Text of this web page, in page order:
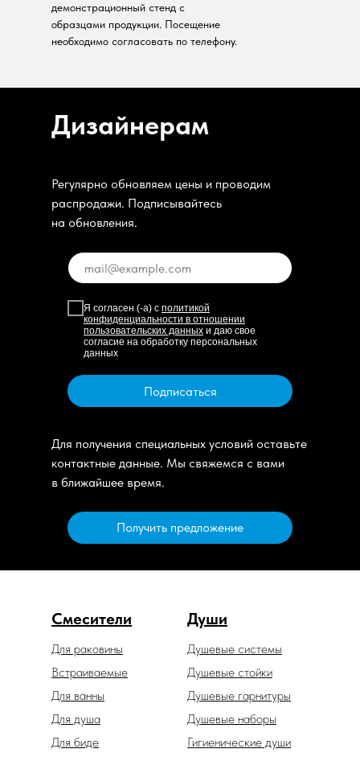
демонстрационный стенд с
образцами продукции. Посещение
необходимо согласовать по телефону.
Дизайнерам
Регулярно обновляем цены и проводим
распродажи. Подписывайтесь
на обновления.
Я согласен (-а) с политикой
конфиденциальности в отношении
пользовательских данных и даю свое
согласие на обработку персональных
данных
Подписаться
Для получения специальных условий оставьте
контактные данные. Мы свяжемся с вами
в ближайшее время.
Получить предложение
Смесители Души
Душевые гарнитуры
Душевые системы
Гигиенические души
Душевые наборы
Встраиваемые
Для биде
Для ванны
Для душа
Для раковины
Душевые стойки